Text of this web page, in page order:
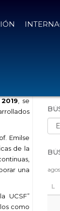
, se
Emilse
de la
una
UCSF”
como
L